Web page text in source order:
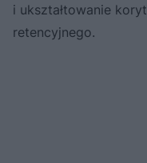
i ukształtowanie
retencyjnego.